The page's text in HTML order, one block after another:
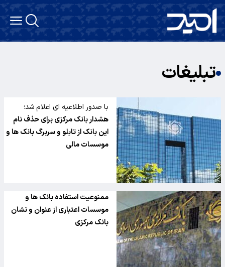
تبلیغات
با صدور اطلاعیه ای اعلام شد؛
هشدار بانک مرکزی برای حذف نام
این بانک از تابلو و سربرگ بانک ها و
موسسات مالی
ممنوعیت استفاده بانک ها و
موسسات اعتباری از عنوان و نشان
بانک مرکزی